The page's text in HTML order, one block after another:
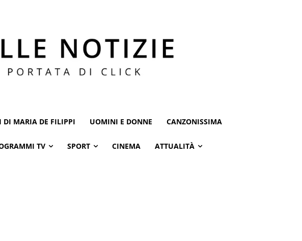
DI MARIA DE FILIPPI UOMINI E DONNE CANZONISSIMA
TV SPORT CINEMA ATTUALITÀ